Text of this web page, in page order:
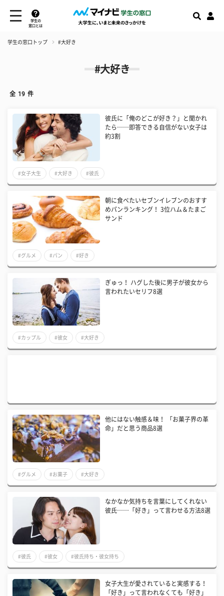
学生の
窓口とは
学生の窓口トップ #大好き
#大好き
全 19 件
彼氏に「俺のどこが好き？」と聞かれ
たら……即答できる自信がない女子は
約3割
#女子大生 #大好き #彼氏
朝に食べたいセブンイレブンのおすす
めパンランキング！ 3位ハム＆たまご
サンド
#グルメ #パン #好き
ぎゅっ！ ハグした後に男子が彼女から
言われたいセリフ8選
#カップル #彼女 #大好き
他にはない触感＆味！ 「お菓子界の革
命」だと思う商品8選
#グルメ #お菓子 #大好き
なかなか気持ちを言葉にしてくれない
彼氏……「好き」って言わせる方法8選
#彼氏 #彼女 #彼氏持ち・彼女持ち
女子大生が愛されていると実感する！
「好き」って言われなくても「好き」